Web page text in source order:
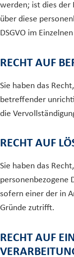
werden; ist dies der
über diese
DSGVO im
RECHT AUF
Sie haben das
betreffender
die
RECHT AUF
Sie haben das
personenbezogene
sofern einer der in
Gründe zutrifft.
RECHT AUF